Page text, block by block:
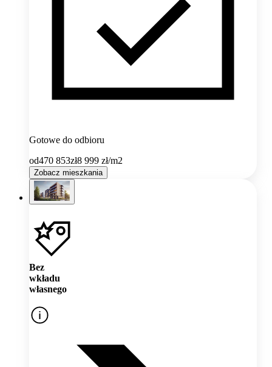
Gotowe do odbioru
od470 853zł8 999 zł/m2
Zobacz mieszkania
Bez
wkładu
własnego